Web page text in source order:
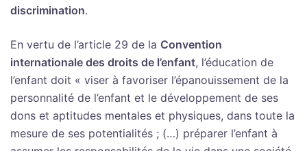
discrimination.
En vertu de l’article 29 de la Convention
internationale des droits de l’enfant, l’éducation de
l’enfant doit « viser à favoriser l’épanouissement de la
personnalité de l’enfant et le développement de ses
dons et aptitudes mentales et physiques, dans toute la
mesure de ses potentialités ; (…) préparer l’enfant à